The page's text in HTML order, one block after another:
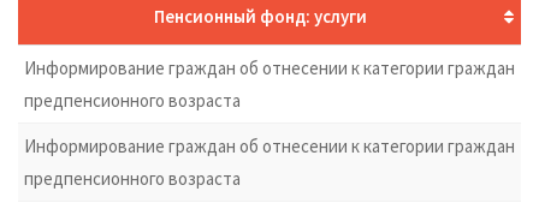
Пенсионный фонд: услуги
Информирование граждан об отнесении к категории граждан
предпенсионного возраста
Информирование граждан об отнесении к категории граждан
предпенсионного возраста